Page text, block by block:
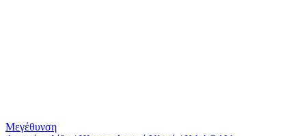
Μεγέθυνση